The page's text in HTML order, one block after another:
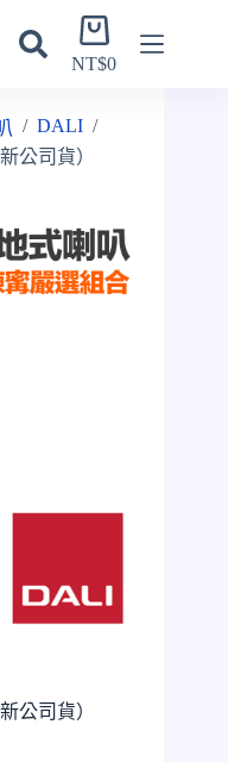
購
物
NT$0
/ DALI /
公司貨）
公司貨）